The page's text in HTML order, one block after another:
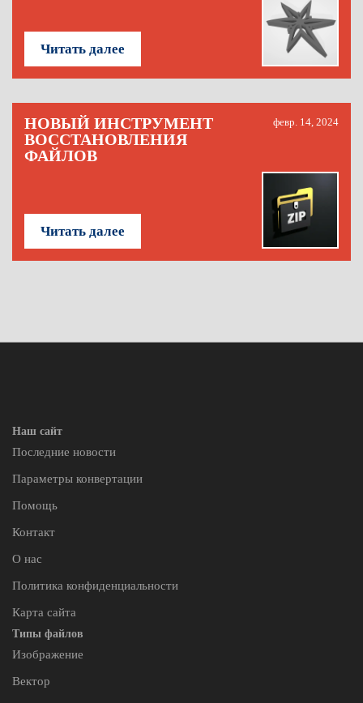
Читать далее
НОВЫЙ ИНСТРУМЕНТ
ВОССТАНОВЛЕНИЯ
ФАЙЛОВ
февр. 14, 2024
Читать далее
Наш сайт
Последние новости
Параметры конвертации
Помощь
Контакт
О нас
Политика конфиденциальности
Карта сайта
Типы файлов
Изображение
Вектор